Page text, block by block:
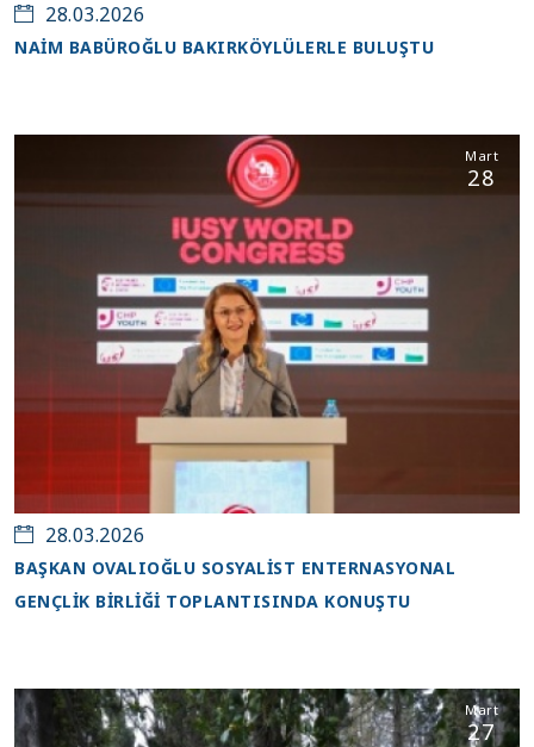
28.03.2026
NAİM BABÜROĞLU BAKIRKÖYLÜLERLE BULUŞTU
Mart
28
28.03.2026
BAŞKAN OVALIOĞLU SOSYALİST ENTERNASYONAL
GENÇLİK BİRLİĞİ TOPLANTISINDA KONUŞTU
Mart
27